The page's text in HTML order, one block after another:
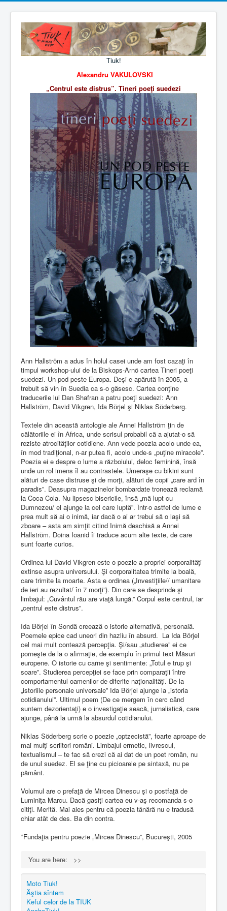
Tiuk!
Alexandru VAKULOVSKI
„Centrul este distrus”. Tineri poeţi suedezi
Ann Hallstrӧm a adus în holul casei unde am fost cazaţi în
timpul workshop-ului de la Biskops-Arnö cartea Tineri poeţi
suedezi. Un pod peste Europa. Deşi e apărută în 2005, a
trebuit să vin în Suedia ca s-o găsesc. Cartea conţine
traducerile lui Dan Shafran a patru poeţi suedezi: Ann
Hallstrӧm, David Vikgren, Ida Bӧrjel şi Niklas Sӧderberg.
Textele din această antologie ale Annei Hallstrӧm ţin de
călătoriile ei în Africa, unde scrisul probabil că a ajutat-o să
reziste atrocităţilor cotidiene. Ann vede poezia acolo unde ea,
în mod tradiţional, n-ar putea fi, acolo unde-s „puţine miracole”.
Poezia ei e despre o lume a războiului, deloc feminină, însă
unde un rol imens îl au contrastele. Umeraşe cu bikini sunt
alături de case distruse şi de morţi, alături de copii „care ard în
paradis”. Deasupra magazinelor bombardate tronează reclamă
la Coca Cola. Nu lipsesc bisericile, însă „mă lupt cu
Dumnezeu/ el ajunge la cel care luptă”. Într-o astfel de lume e
prea mult să ai o inimă, iar dacă o ai ar trebui să o laşi să
zboare – asta am simţit citind Inimă deschisă a Annei
Hallstrӧm. Doina Ioanid îi traduce acum alte texte, de care
sunt foarte curios.
Ordinea lui David Vikgren este o poezie a propriei corporalităţi
extinse asupra universului. Şi corporalitatea trimite la boală,
care trimite la moarte. Asta e ordinea („Investiţiile// umanitare
de ieri au rezultat/ în 7 morţi”). Din care se desprinde şi
limbajul: „Cuvântul rău are viaţă lungă.” Corpul este centrul, iar
„centrul este distrus”.
Ida Bӧrjel în Sondă creează o istorie alternativă, personală.
Poemele epice cad uneori din hazliu în absurd. La Ida Bӧrjel
cel mai mult contează percepţia. Şi/sau „studierea” ei ce
porneşte de la o afirmaţie, de exemplu în primul text Măsuri
europene. O istorie cu carne şi sentimente: „Totul e trup şi
soare”. Studierea percepţiei se face prin comparaţii între
comportamentul oamenilor de diferite naţionalităţi. De la
„istoriile personale universale” Ida Bӧrjel ajunge la „istoria
cotidianului”. Ultimul poem (De ce mergem în cerc când
suntem dezorientaţi) e o investigaţie seacă, jurnalistică, care
ajunge, până la urmă la absurdul cotidianului.
Niklas Sӧderberg scrie o poezie „optzecistă”, foarte aproape de
mai mulţi scriitori români. Limbajul ermetic, livrescul,
textualismul – te fac să crezi că ai dat de un poet român, nu
de unul suedez. El se ţine cu picioarele pe sintaxă, nu pe
pământ.
Volumul are o prefaţă de Mircea Dinescu şi o postfaţă de
Luminiţa Marcu. Dacă gasiţi cartea eu v-aş recomanda s-o
citiţi. Merită. Mai ales pentru că poezia tânără nu e tradusă
chiar atât de des. Ba din contra.
*Fundaţia pentru poezie „Mircea Dinescu”, Bucureşti, 2005
You are here: >>
Moto Tiuk!
Ăştia sîntem
Keful celor de la TIUK